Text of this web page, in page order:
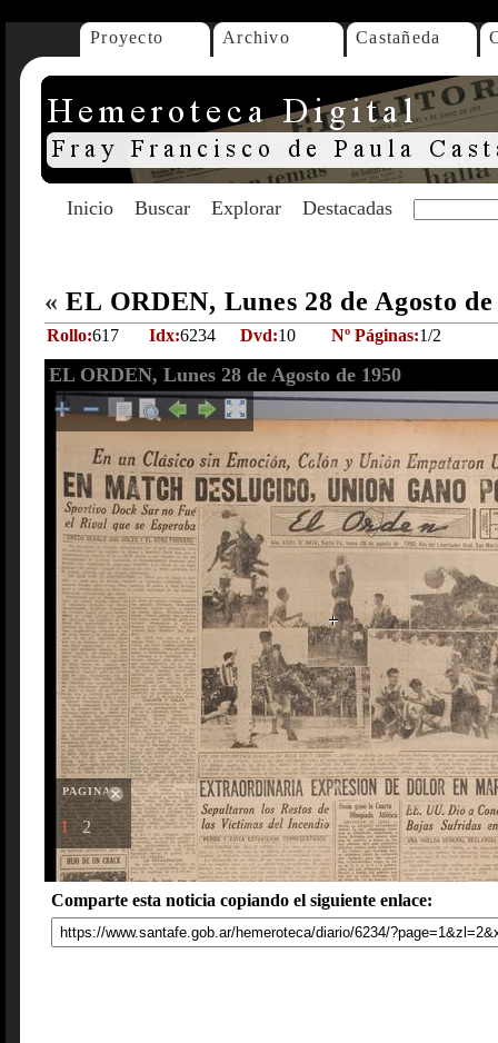
Proyecto Archivo Castañeda
Inicio Buscar Explorar Destacadas
« EL ORDEN, Lunes 28 de Agosto
Rollo:617 Idx:6234 Dvd:10 Nº Páginas:1/2
EL ORDEN, Lunes 28 de Agosto de 1950
PAGINAS
1 2
Comparte esta noticia copiando el siguiente enlace: